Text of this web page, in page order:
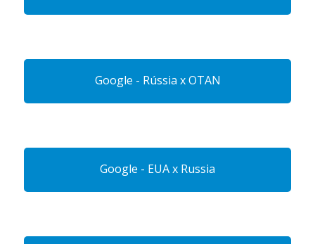
Google - Rússia x OTAN
Google - EUA x Russia